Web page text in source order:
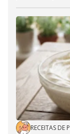
RECEITAS DE